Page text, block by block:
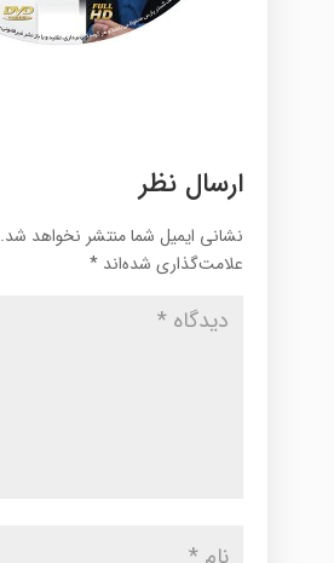
ارسال نظر
نشانی ایمیل شما منتشر نخواهد شد.
علامت‌گذاری شده‌اند *